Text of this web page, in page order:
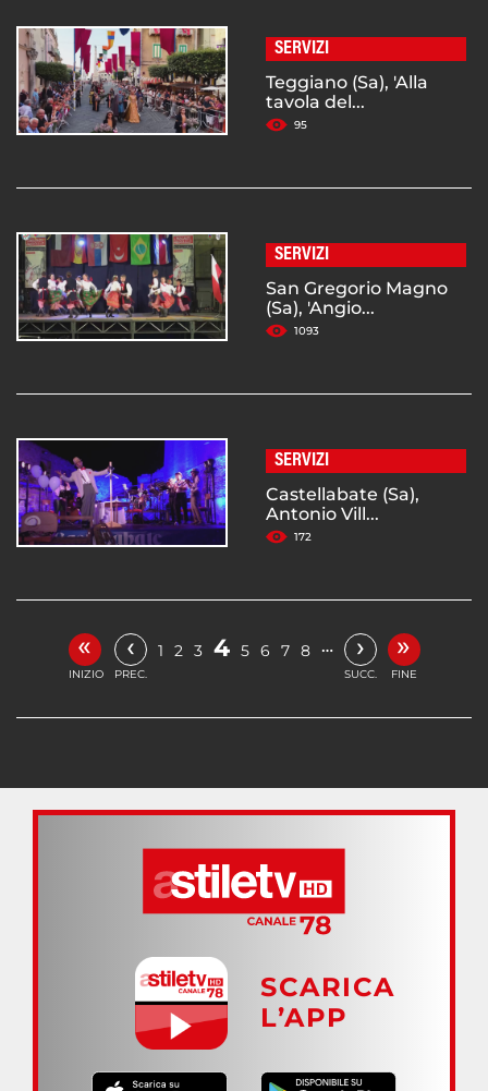
SERVIZI
Teggiano (Sa), 'Alla
tavola del...
95
SERVIZI
San Gregorio Magno
(Sa), 'Angio...
1093
SERVIZI
Castellabate (Sa),
Antonio Vill...
172
«
INIZIO
‹
PREC.
1 2 3 4 5 6 7 8 … ›
SUCC.
»
FINE
SCARICA
L’APP